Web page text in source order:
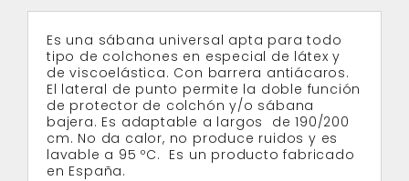
Es una sábana universal apta para todo
tipo de colchones en especial de látex y
de viscoelástica. Con barrera antiácaros.
El lateral de punto permite la doble función
de protector de colchón y/o sábana
bajera. Es adaptable a largos de 190/200
cm. No da calor, no produce ruidos y es
lavable a 95 ºC. Es un producto fabricado
en España.